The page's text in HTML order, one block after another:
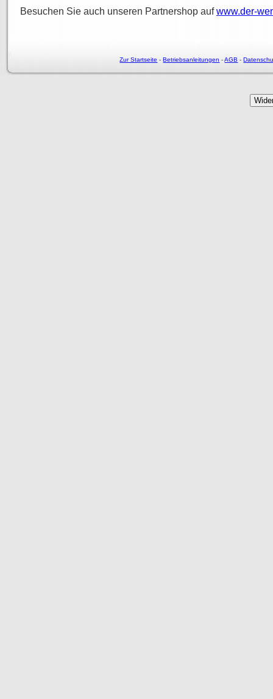
Besuchen Sie auch unseren Partnershop aufwww.der-
Zur Startseite -Betriebsanleitungen -AGB -